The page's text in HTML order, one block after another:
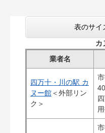
表のサイ
カ
業者名
四万十・川の駅 カ
ヌー館＜外部リン
ク＞